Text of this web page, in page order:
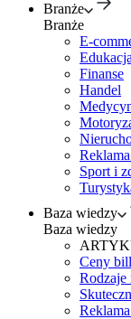
Branże
Branże
E-
Edukacja
Finanse
Handel
Sport i
Baza wiedzy
Baza wiedzy
Ceny